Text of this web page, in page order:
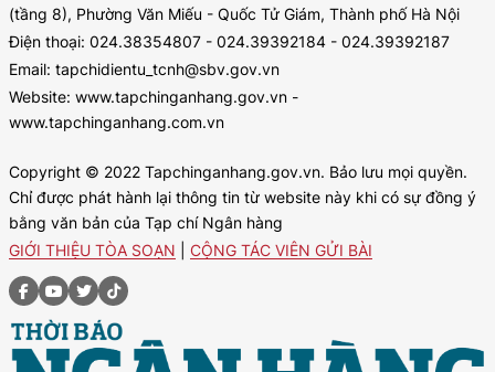
(tầng 8), Phường Văn Miếu - Quốc Tử Giám, Thành phố Hà Nội
Điện thoại: 024.38354807 - 024.39392184 - 024.39392187
Email: tapchidientu_tcnh@sbv.gov.vn
Website: www.tapchinganhang.gov.vn -
www.tapchinganhang.com.vn
Copyright © 2022 Tapchinganhang.gov.vn. Bảo lưu mọi quyền.
Chỉ được phát hành lại thông tin từ website này khi có sự đồng ý
bằng văn bản của Tạp chí Ngân hàng
GIỚI THIỆU TÒA SOẠN
CỘNG TÁC VIÊN GỬI BÀI